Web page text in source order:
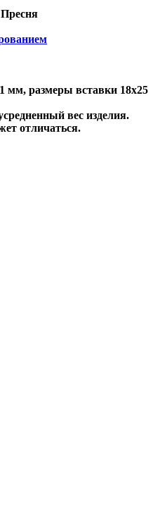
мм, размеры вставки 18х25
вес изделия.
отличаться.